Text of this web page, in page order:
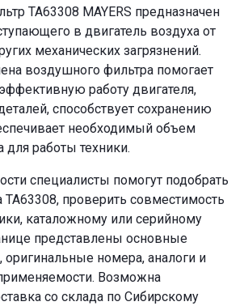
TA63308 MAYERS предназначен
в двигатель воздуха от
механических загрязнений.
воздушного фильтра помогает
работу двигателя,
способствует сохранению
необходимый объем
для работы техники.
специалисты помогут подобрать
TA63308, проверить совместимость
каталожному или серийному
представлены основные
оригинальные номера, аналоги и
Возможна
со склада по Сибирскому